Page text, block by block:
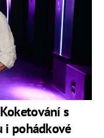
s
i pohádkové